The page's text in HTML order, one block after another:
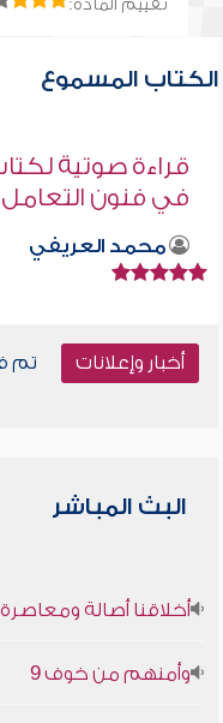
تقييم المادة:
الكتاب المسموع
قراءة صوتية
في فنون
محمد العريفي
أخبار وإعلانات
تم
البث المباشر
أخلاقنا أصالة ومعاصرة
وأمنهم من خوف 9